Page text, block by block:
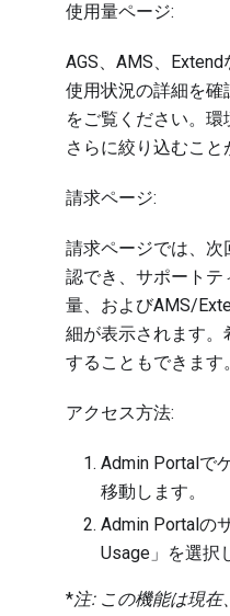
使用量ページ:
AGS、AMS、
使用状況の詳細を確
をご覧ください。
さらに絞り込むこと
請求ページ:
請求ページでは、次
認でき、サポートテ
量、およびAMS/
細が表示されます。
することもできます。
アクセス方法:
Admin Portalで
移動します。
Admin Portalの
Usage」を選択
*注: この機能は現